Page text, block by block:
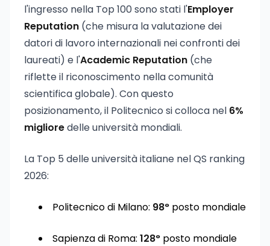
l'ingresso nella Top 100 sono stati l'Employer
Reputation (che misura la valutazione dei
datori di lavoro internazionali nei confronti dei
laureati) e l'Academic Reputation (che
riflette il riconoscimento nella comunità
scientifica globale). Con questo
posizionamento, il Politecnico si colloca nel 6%
miglioredelle università mondiali.
La Top 5 delle università italiane nel QS ranking
2026:
Politecnico di Milano: 98° posto mondiale
Sapienza di Roma: 128° posto mondiale